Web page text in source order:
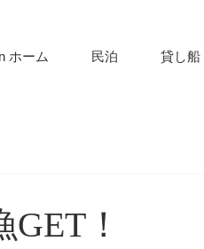
ホーム 民泊 貸し船
！